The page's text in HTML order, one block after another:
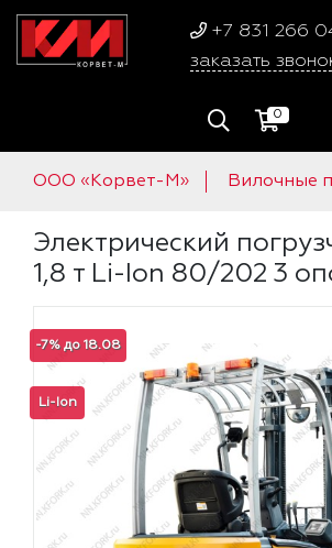
+7 831 266
заказать
0
ООО «Корвет-М» Вилочные
Электрический
1,8 т Li-Ion 80/202 3
Li-Ion
-7% до 18.08